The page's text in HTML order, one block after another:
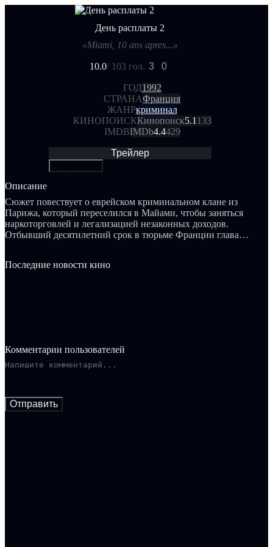
День расплаты 2
«Miami, 10 ans apres...»
10.0/ 103 гол. 3 0
ГОД1992
СТРАНАФранция
ЖАНРкриминал
КИНОПОИСККинопоиск5.1133
IMDBIMDb4.4429
Трейлер
Описание
Сюжет повествует о еврейском криминальном клане из
Парижа, который переселился в Майами, чтобы заняться
наркоторговлей и легализацией незаконных доходов.
Отбывший десятилетний срок в тюрьме Франции глава
разборки, вспыхнувшие между его сыном и местными
Последние новости кино
Комментарии пользователей
Отправить